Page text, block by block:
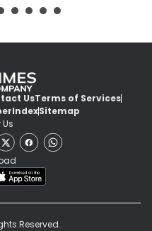
UsTerms of Services
IndexSitemap
Reserved.